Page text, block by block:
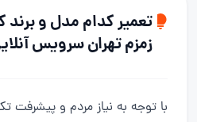
تعمیر کدام مدل و برند
زمزم تهران سرویس
با توجه به نیاز مردم و پیشرفت